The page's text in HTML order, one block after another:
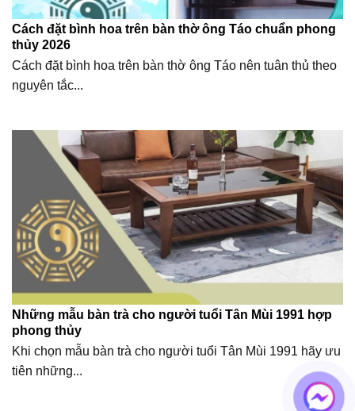
Cách đặt bình hoa trên bàn thờ ông Táo chuẩn phong
thủy 2026
Cách đặt bình hoa trên bàn thờ ông Táo nên tuân thủ theo
nguyên tắc...
Những mẫu bàn trà cho người tuổi Tân Mùi 1991 hợp
phong thủy
Khi chọn mẫu bàn trà cho người tuổi Tân Mùi 1991 hãy ưu
tiên những...